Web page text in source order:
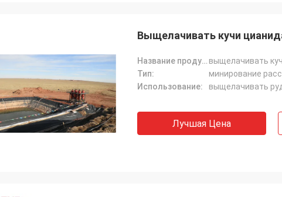
Выщелачивать кучи
Название продукта: выщелачивать
Тип:
минирование
Использование:
выщелачивать
Лучшая Цена